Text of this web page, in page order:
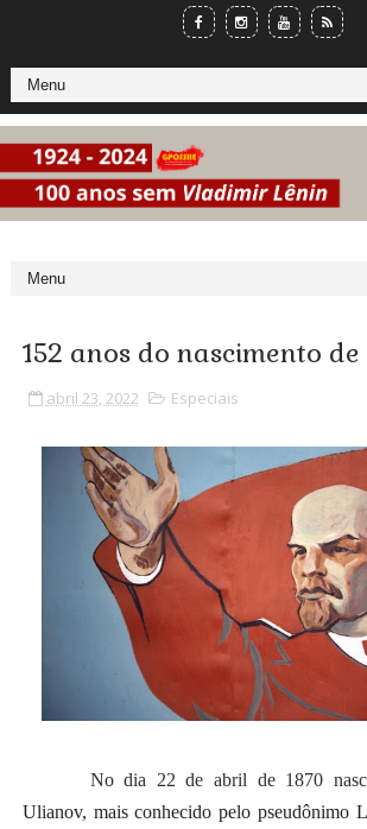
152 anos do nascimento
abril 23, 2022 Especiais
No dia 22 de abril de 1870
Ulianov, mais conhecido pelo pseudônimo